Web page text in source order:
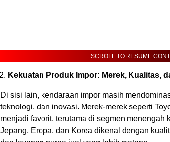
SCROLL TO RESUME
Kekuatan Produk Impor: Merek, Kualitas,
Di sisi lain, kendaraan impor masih
teknologi, dan inovasi. Merek-merek seperti
menjadi favorit, terutama di segmen menengah
Jepang, Eropa, dan Korea dikenal dengan